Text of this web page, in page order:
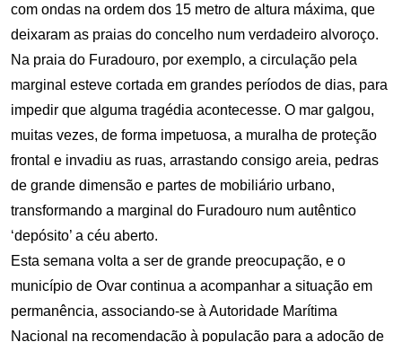
com ondas na ordem dos 15 metro de altura máxima, que
deixaram as praias do concelho num verdadeiro alvoroço.
Na praia do Furadouro, por exemplo, a circulação pela
marginal esteve cortada em grandes períodos de dias, para
impedir que alguma tragédia acontecesse. O mar galgou,
muitas vezes, de forma impetuosa, a muralha de proteção
frontal e invadiu as ruas, arrastando consigo areia, pedras
de grande dimensão e partes de mobiliário urbano,
transformando a marginal do Furadouro num autêntico
‘depósito’ a céu aberto.
Esta semana volta a ser de grande preocupação, e o
município de Ovar continua a acompanhar a situação em
permanência, associando-se à Autoridade Marítima
Nacional na recomendação à população para a adoção de